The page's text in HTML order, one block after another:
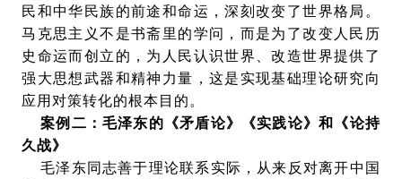
民和中华民族的前途和命运，深刻改变了世界格局。
马克思主义不是书斋里的学问，而是为了改变人民历
史命运而创立的，为人民认识世界、改造世界提供了
强大思想武器和精神力量，这是实现基础理论研究向
应用对策转化的根本目的。
案例二：毛泽东的《矛盾论》《实践论》和《论持
久战》
毛泽东同志善于理论联系实际，从来反对离开中国